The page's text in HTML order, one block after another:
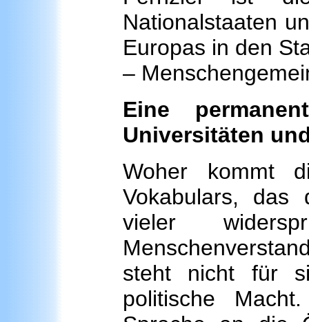
Nationalstaaten
Europas in den
–
Eine
Universitäten
Woher kommt
Vokabulars, das
vieler
steht nicht für
politische